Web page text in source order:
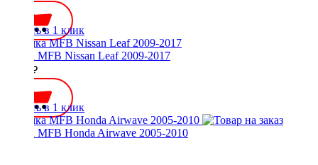
Купить в 1 клик
Рамка MFB Nissan Leaf 2009-2017
2800 ₽
Купить в 1 клик
Рамка MFB Honda Airwave 2005-2010